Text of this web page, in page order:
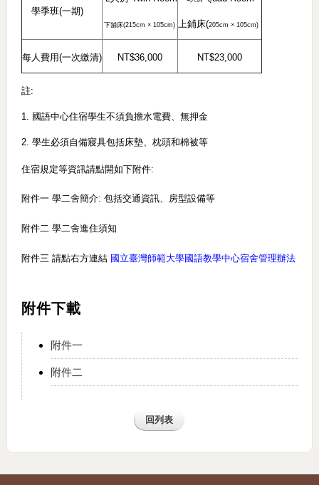
學季班(一期)
下舖床(215cm × 105cm) 上鋪床(205cm × 105cm)
每人費用(一次繳清) NT$36,000 NT$23,000
註:
1. 國語中心住宿學生不須負擔水電費、無押金
2. 學生必須自備寢具包括床墊、枕頭和棉被等
住宿規定等資訊請點開如下附件:
附件一 學二舍簡介: 包括交通資訊、房型設備等
附件二 學二舍進住須知
附件三 請點右方連結 國立臺灣師範大學國語教學中心宿舍管理辦法
附件下載
附件一
附件二
回列表